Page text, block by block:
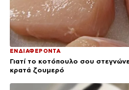
ΕΝΔΙΑΦΕΡΟΝΤΑ
Γιατί το κοτόπουλο σου
κρατά ζουμερό